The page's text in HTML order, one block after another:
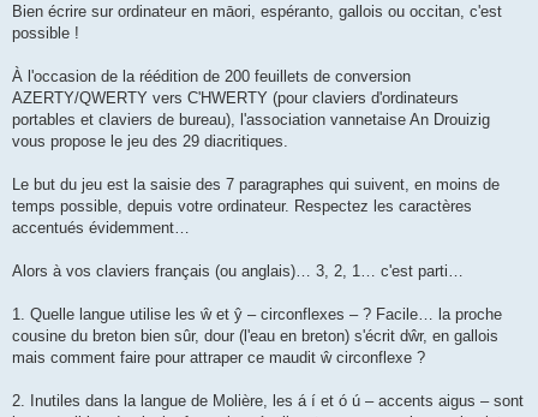
s
a
Bien écrire sur ordinateur en māori, espéranto, gallois ou occitan, c'est
possible !
À l'occasion de la réédition de 200 feuillets de conversion
AZERTY/QWERTY vers C'HWERTY (pour claviers d'ordinateurs
portables et claviers de bureau), l'association vannetaise An Drouizig
vous propose le jeu des 29 diacritiques.
Le but du jeu est la saisie des 7 paragraphes qui suivent, en moins de
temps possible, depuis votre ordinateur. Respectez les caractères
accentués évidemment…
Alors à vos claviers français (ou anglais)… 3, 2, 1… c'est parti…
1. Quelle langue utilise les ŵ et ŷ – circonflexes – ? Facile… la proche
cousine du breton bien sûr, dour (l'eau en breton) s'écrit dŵr, en gallois
mais comment faire pour attraper ce maudit ŵ circonflexe ?
2. Inutiles dans la langue de Molière, les á í et ó ú – accents aigus – sont